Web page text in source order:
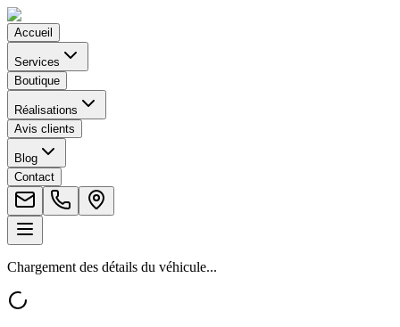
Accueil
Services
Boutique
Réalisations
Avis clients
Blog
Contact
Chargement des détails du véhicule...